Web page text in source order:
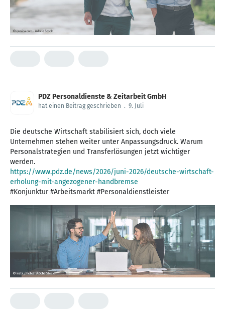
PDZ Personaldienste & Zeitarbeit GmbH
hat einen Beitrag geschrieben . 9. Juli
Die deutsche Wirtschaft stabilisiert sich, doch viele
Unternehmen stehen weiter unter Anpassungsdruck. Warum
Personalstrategien und Transferlösungen jetzt wichtiger
https://www.pdz.de/news/2026/juni-2026/deutsche-wirtschaft-
erholung-mit-angezogener-handbremse
#Konjunktur #Arbeitsmarkt #Personaldienstleister